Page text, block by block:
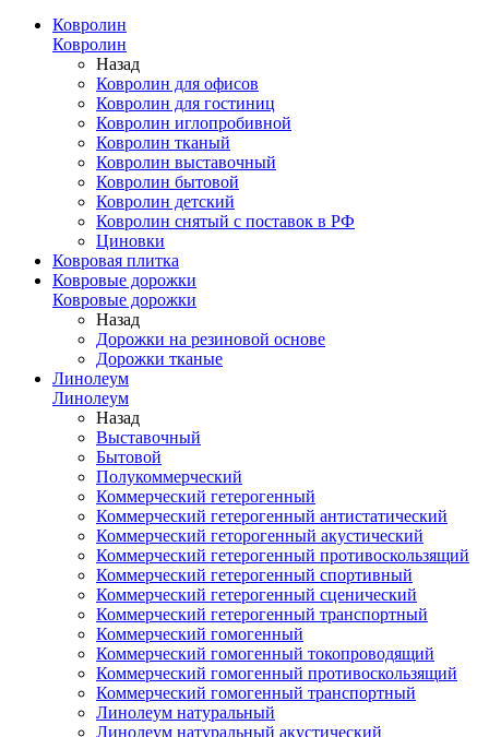
Ковролин
Ковролин
Назад
Ковролин для офисов
Ковролин для гостиниц
Ковролин иглопробивной
Ковролин тканый
Ковролин выставочный
Ковролин бытовой
Ковролин детский
Ковролин снятый с поставок в РФ
Циновки
Ковровая плитка
Ковровые дорожки
Ковровые дорожки
Назад
Дорожки на резиновой основе
Дорожки тканые
Линолеум
Линолеум
Назад
Выставочный
Бытовой
Полукоммерческий
Коммерческий гетерогенный
Коммерческий гетерогенный антистатический
Коммерческий геторогенный акустический
Коммерческий гетерогенный противоскользящий
Коммерческий гетерогенный спортивный
Коммерческий гетерогенный сценический
Коммерческий гетерогенный транспортный
Коммерческий гомогенный
Коммерческий гомогенный токопроводящий
Коммерческий гомогенный противоскользящий
Коммерческий гомогенный транспортный
Линолеум натуральный
Линолеум натуральный акустический